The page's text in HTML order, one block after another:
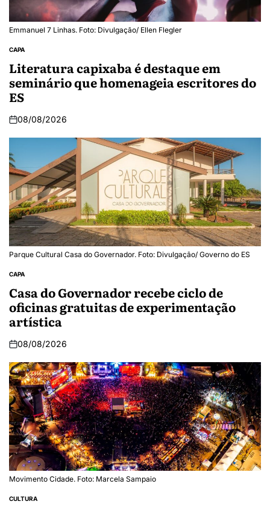
Emmanuel 7 Linhas. Foto: Divulgação/ Ellen Flegler
CAPA
Literatura capixaba é destaque em
seminário que homenageia escritores do
ES
08/08/2026
Parque Cultural Casa do Governador. Foto: Divulgação/ Governo do ES
CAPA
Casa do Governador recebe ciclo de
oficinas gratuitas de experimentação
artística
08/08/2026
Movimento Cidade. Foto: Marcela Sampaio
CULTURA